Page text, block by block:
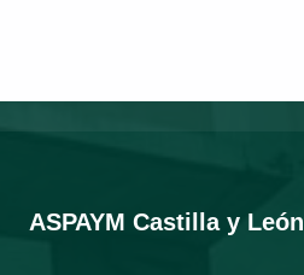
ASPAYM Castilla y León